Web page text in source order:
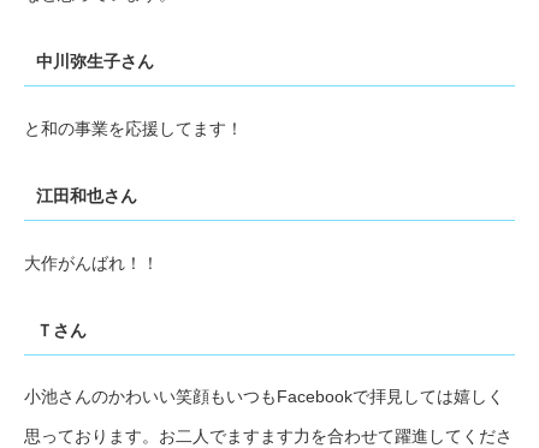
中川弥生子さん
と和の事業を応援してます！
江田和也さん
大作がんばれ！！
Ｔさん
小池さんのかわいい笑顔もいつもFacebookで拝見しては嬉しく
思っております。お二人でますます力を合わせて躍進してくださ